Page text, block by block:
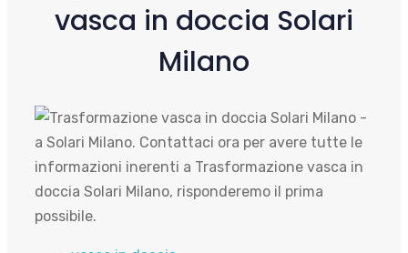
vasca in doccia Solari
Milano